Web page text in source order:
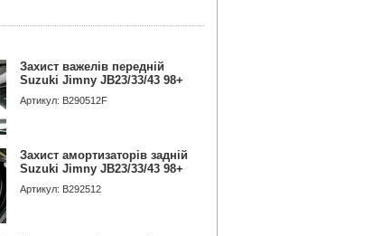
Захист важелів передній
Suzuki Jimny JB23/33/43 98+
Артикул: B290512F
Захист амортизаторів задній
Suzuki Jimny JB23/33/43 98+
Артикул: B292512